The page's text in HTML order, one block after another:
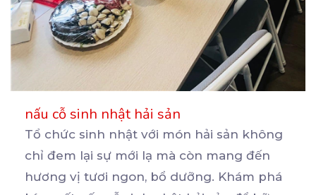
nấu cỗ sinh nhật hải sản
Tổ chức sinh nhật với món hải sản không
chỉ đem lại sự mới lạ mà còn mang đến
hương vị tươi ngon, bổ dưỡng. Khám phá